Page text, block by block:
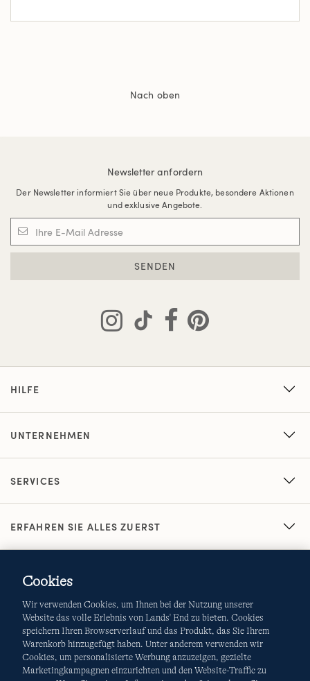
Nach oben
Newsletter anfordern
Der Newsletter informiert Sie über neue Produkte, besondere Aktionen
und exklusive Angebote.
SENDEN
HILFE
UNTERNEHMEN
SERVICES
ERFAHREN SIE ALLES ZUERST
AGB Datenschutz & Sicherheit
Cookies-Ich möchte auswählen Site Map
Cookies
Wir verwenden Cookies, um Ihnen bei der Nutzung unserer
Website das volle Erlebnis von Lands' End zu bieten. Cookies
speichern Ihren Browserverlauf und das Produkt, das Sie Ihrem
Warenkorb hinzugefügt haben. Unter anderem verwenden wir
Cookies, um personalisierte Werbung anzuzeigen, gezielte
Marketingkampagnen einzurichten und den Website-Traffic zu